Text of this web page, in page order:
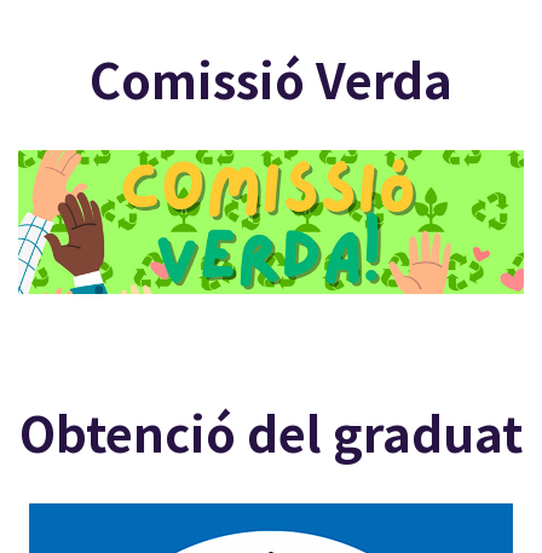
Comissió Verda
Obtenció del graduat